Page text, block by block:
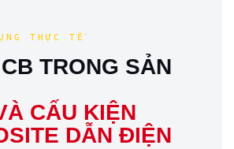
THỰC TẾ
TRONG SẢN
CẤU KIỆN
DẪN ĐIỆN